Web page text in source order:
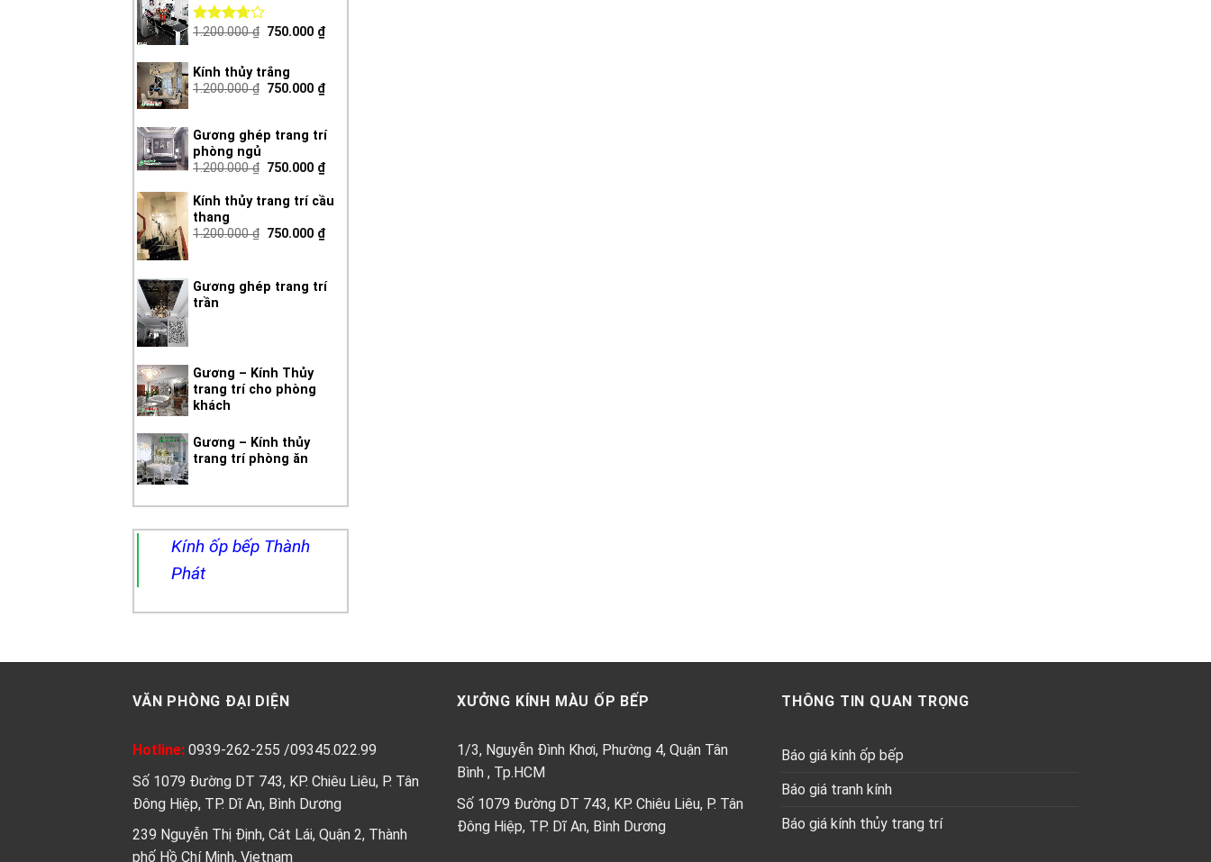
Được
3.505
sao
1.200.000₫ 750.000 ₫
Kính thủy trắng
1.200.000₫ 750.000 ₫
Gương ghép trang trí
phòng ngủ
1.200.000₫ 750.000 ₫
Kính thủy trang trí cầu
thang
1.200.000₫ 750.000 ₫
Gương ghép trang trí
trần
Gương – Kính Thủy
trang trí cho phòng
khách
Gương – Kính thủy
trang trí phòng ăn
Kính ốp bếp Thành
Phát
VĂN PHÒNG ĐẠI DIỆN
Hotline: 0939-262-255 /09345.022.99
Số 1079 Đường DT 743, KP. Chiêu Liêu, P. Tân
Đông Hiệp, TP. Dĩ An, Bình Dương
239 Nguyễn Thị Định, Cát Lái, Quận 2, Thành
phố Hồ Chí Minh, Vietnam
XƯỞNG KÍNH MÀU ỐP BẾP
1/3, Nguyễn Đình Khơi, Phường 4, Quận Tân
Bình , Tp.HCM
Số 1079 Đường DT 743, KP. Chiêu Liêu, P. Tân
Đông Hiệp, TP. Dĩ An, Bình Dương
THÔNG TIN QUAN TRỌNG
Báo giá kính ốp bếp
Báo giá tranh kính
Báo giá kính thủy trang trí